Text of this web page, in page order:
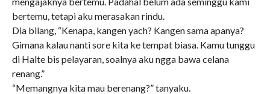
bertemu, tetapi aku merasakan rindu.
Dia bilang, “Kenapa, kangen yach? Kangen sama apanya?
Gimana kalau nanti sore kita ke tempat biasa. Kamu tunggu
di Halte bis pelayaran, soalnya aku ngga bawa celana
renang.”
“Memangnya kita mau berenang?” tanyaku.